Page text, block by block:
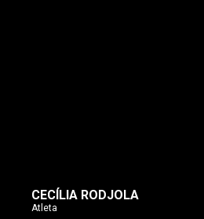
CECÍLIA RODJOLA
Atleta